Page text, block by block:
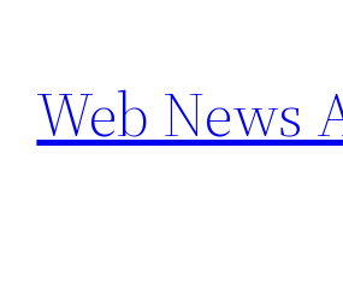
contenu
Web News